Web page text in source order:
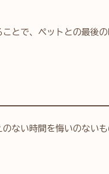
とで、ペットとの最後
ない時間を悔いのない